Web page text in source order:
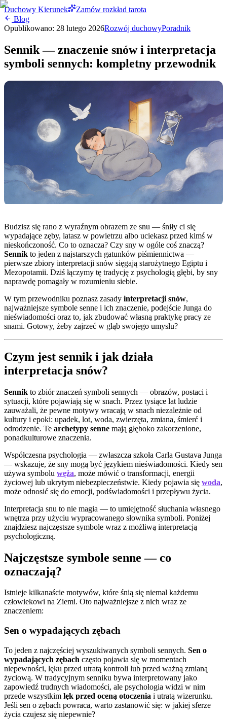
Duchowy Kierunek
Zamów rozkład tarota
Blog
Opublikowano: 28 lutego 2026Rozwój duchowyPoradnik
Sennik — znaczenie snów i interpretacja
symboli sennych: kompletny przewodnik
Budzisz się rano z wyraźnym obrazem ze snu — śniły ci się
wypadające zęby, latasz w powietrzu albo uciekasz przed kimś w
nieskończoność. Co to oznacza? Czy sny w ogóle coś znaczą?
Sennik to jeden z najstarszych gatunków piśmiennictwa —
pierwsze zbiory interpretacji snów sięgają starożytnego Egiptu i
Mezopotamii. Dziś łączymy tę tradycję z psychologią głębi, by sny
naprawdę pomagały w rozumieniu siebie.
W tym przewodniku poznasz zasady interpretacji snów,
najważniejsze symbole senne i ich znaczenie, podejście Junga do
nieświadomości oraz to, jak zbudować własną praktykę pracy ze
snami. Gotowy, żeby zajrzeć w głąb swojego umysłu?
Czym jest sennik i jak działa
interpretacja snów?
Sennik to zbiór znaczeń symboli sennych — obrazów, postaci i
sytuacji, które pojawiają się w snach. Przez tysiące lat ludzie
zauważali, że pewne motywy wracają w snach niezależnie od
kultury i epoki: upadek, lot, woda, zwierzęta, zmiana, śmierć i
odrodzenie. Te archetypy senne mają głęboko zakorzenione,
ponadkulturowe znaczenia.
Współczesna psychologia — zwłaszcza szkoła Carla Gustava Junga
— wskazuje, że sny mogą być językiem nieświadomości. Kiedy sen
używa symbolu węża, może mówić o transformacji, energii
życiowej lub ukrytym niebezpieczeństwie. Kiedy pojawia się woda,
może odnosić się do emocji, podświadomości i przepływu życia.
Interpretacja snu to nie magia — to umiejętność słuchania własnego
wnętrza przy użyciu wypracowanego słownika symboli. Poniżej
znajdziesz najczęstsze symbole wraz z możliwą interpretacją
psychologiczną.
Najczęstsze symbole senne — co
oznaczają?
Istnieje kilkanaście motywów, które śnią się niemal każdemu
człowiekowi na Ziemi. Oto najważniejsze z nich wraz ze
znaczeniem:
Sen o wypadających zębach
To jeden z najczęściej wyszukiwanych symboli sennych. Sen o
wypadających zębach często pojawia się w momentach
niepewności, lęku przed utratą kontroli lub przed ważną zmianą
życiową. W tradycyjnym senniku bywa interpretowany jako
zapowiedź trudnych wiadomości, ale psychologia widzi w nim
przede wszystkim lęk przed oceną otoczenia i utratą wizerunku.
Jeśli sen o zębach powraca, warto zastanowić się: w jakiej sferze
życia czujesz się niepewnie?